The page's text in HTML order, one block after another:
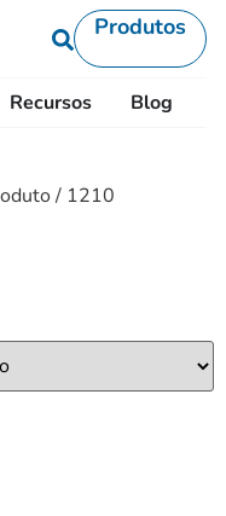
Produtos
Recursos Blog
/ 1210